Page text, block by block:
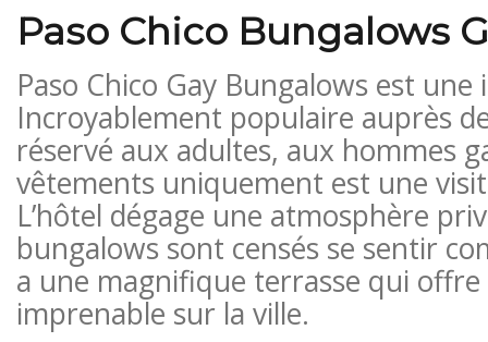
Paso Chico Bungalows
Paso Chico Gay Bungalows est une
Incroyablement populaire auprès
réservé aux adultes, aux hommes
vêtements uniquement est une
L’hôtel dégage une atmosphère
bungalows sont censés se sentir
a une magnifique terrasse qui offre
imprenable sur la ville.